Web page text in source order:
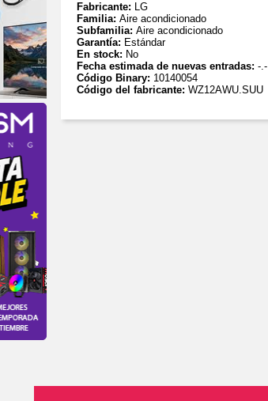
Fabricante: LG
Familia: Aire acondicionado
Subfamilia: Aire acondicionado
Garantía: Estándar
En stock: No
Fecha estimada de nuevas entradas: -.-
Código Binary: 10140054
Código del fabricante: WZ12AWU.SUU